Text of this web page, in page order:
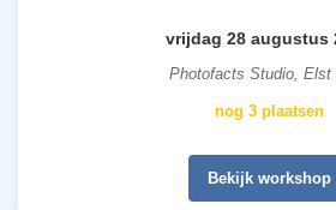
vrijdag 28 augustus
Photofacts Studio, Elst
nog 3 plaatsen
Bekijk workshop